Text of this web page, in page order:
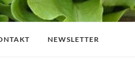
NEWSLETTER